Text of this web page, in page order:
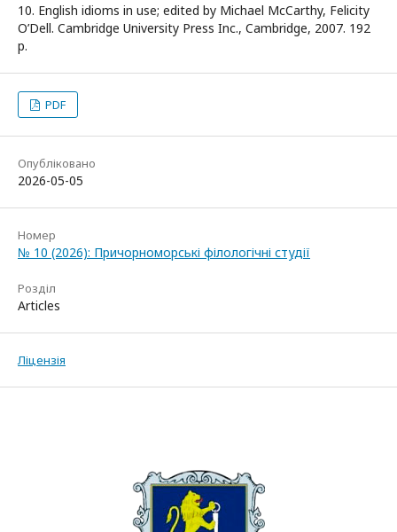
10. English idioms in use; edited by Michael McCarthy, Felicity
O’Dell. Cambridge University Press Inc., Cambridge, 2007. 192
p.
PDF
Опубліковано
2026-05-05
Номер
№ 10 (2026): Причорноморські філологічні студії
Розділ
Articles
Ліцензія